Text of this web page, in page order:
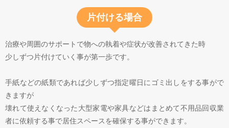
片付ける場合
治療や周囲のサポートで物への執着や症状が改善されてきた時
少しずつ片付けていく事が第一歩です。
手紙などの紙類であれば少しずつ指定曜日にゴミ出しをする事がで
きますが
壊れて使えなくなった大型家電や家具などはまとめて不用品回収業
者に依頼する事で居住スペースを確保する事ができます。